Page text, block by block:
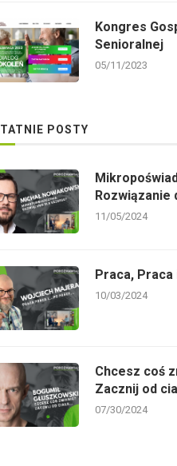
– rób mniej, a lepiej
10/18/2021
Kongres
Senioralnej
05/11/2023
POSTY
Rozwiązanie
11/05/2024
Praca,
10/03/2024
Chcesz coś
Zacznij od
07/30/2024